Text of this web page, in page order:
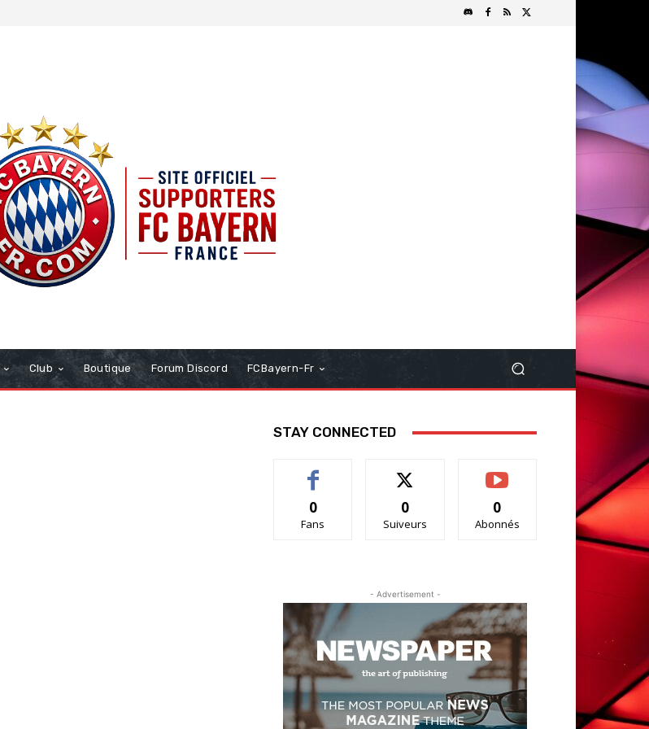
Club Boutique Forum Discord FCBayern-Fr
STAY CONNECTED
0
Fans
0
Suiveurs
0
Abonnés
- Advertisement -